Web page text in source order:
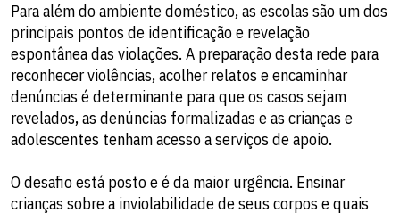
Para além do ambiente doméstico, as escolas são um dos
principais pontos de identificação e revelação
espontânea das violações. A preparação desta rede para
reconhecer violências, acolher relatos e encaminhar
denúncias é determinante para que os casos sejam
revelados, as denúncias formalizadas e as crianças e
adolescentes tenham acesso a serviços de apoio.
O desafio está posto e é da maior urgência. Ensinar
crianças sobre a inviolabilidade de seus corpos e quais